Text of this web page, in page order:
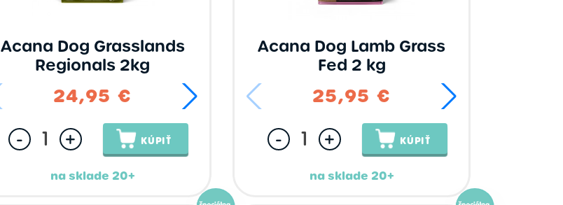
60,95 € 93,95 € 176,95 €
Acana Dog Grasslands
Regionals 2kg
24,95 € 57,95 €
- + KÚPIŤ
na sklade 20+
Acana Dog Lamb Grass
Fed 2 kg
25,95 €
- + KÚPIŤ
na sklade 20+